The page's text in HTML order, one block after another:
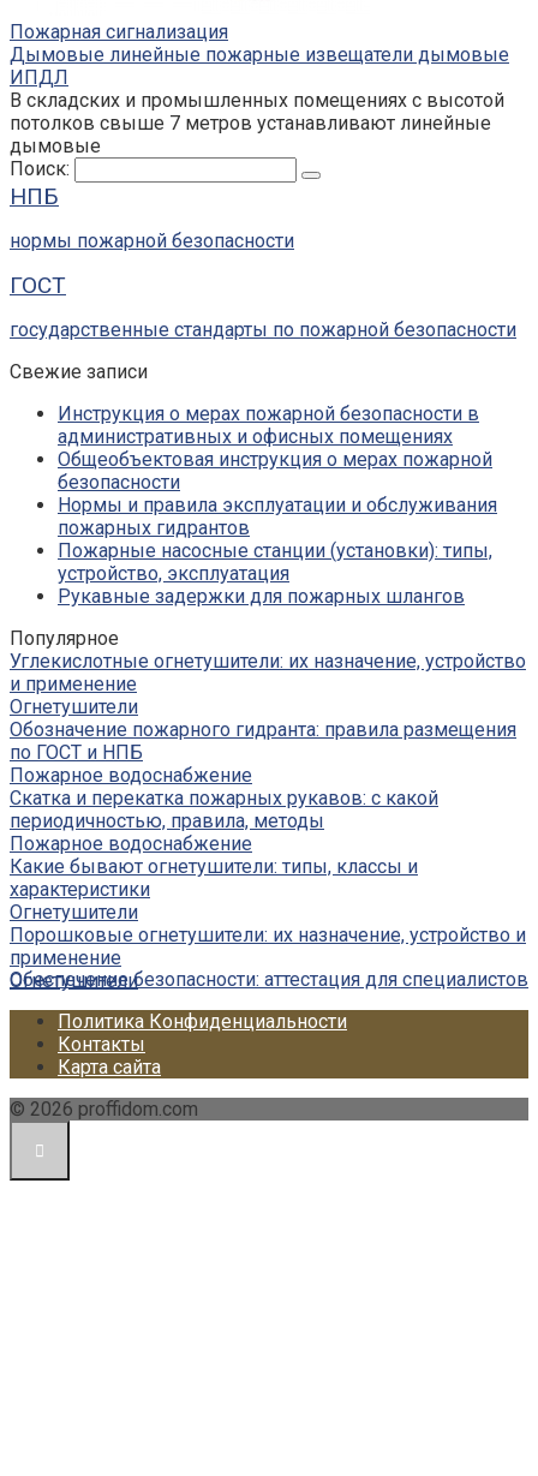
Пожарная сигнализация
Дымовые линейные пожарные извещатели дымовые
ИПДЛ
В складских и промышленных помещениях с высотой
потолков свыше 7 метров устанавливают линейные
дымовые
Поиск:
НПБ
нормы пожарной безопасности
ГОСТ
государственные стандарты по пожарной безопасности
Свежие записи
Инструкция о мерах пожарной безопасности в
административных и офисных помещениях
Общеобъектовая инструкция о мерах пожарной
безопасности
Нормы и правила эксплуатации и обслуживания
пожарных гидрантов
Пожарные насосные станции (установки): типы,
устройство, эксплуатация
Рукавные задержки для пожарных шлангов
Популярное
Углекислотные огнетушители: их назначение, устройство
и применение
Огнетушители
Обозначение пожарного гидранта: правила размещения
по ГОСТ и НПБ
Пожарное водоснабжение
Скатка и перекатка пожарных рукавов: с какой
периодичностью, правила, методы
Пожарное водоснабжение
Какие бывают огнетушители: типы, классы и
характеристики
Огнетушители
Порошковые огнетушители: их назначение, устройство и
применение
Огнетушители
Обеспечение безопасности: аттестация для специалистов
Политика Конфиденциальности
Контакты
Карта сайта
© 2026 proffidom.com